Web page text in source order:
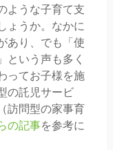
ような子育て支
ょうか。なかに
あり、でも「使
という声も多く
ってお子様を施
の託児サービ
訪問型の家事育
の記事を参考に